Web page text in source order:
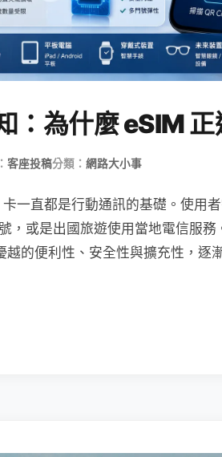
：為什麼 eSIM
客座投稿分類： 網路大小事
一直都是行動通訊的基礎。使用
，或是出國旅遊使用當地電信服務
越的便利性、安全性與擴充性，逐